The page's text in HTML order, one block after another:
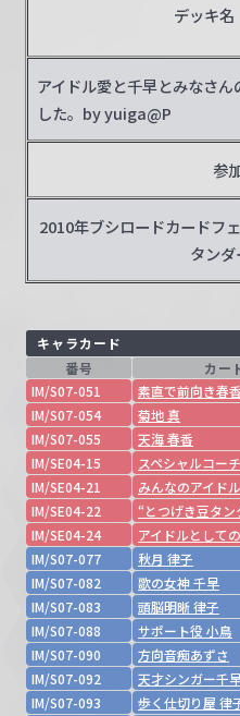
デッキ名
アイドル愛と千早とみなさ
した。by yuiga@P
参
2010年ブシロードカードフ
タン
キャラカード
番号
カー
IM/S07-051
素直で前向き春香
IM/S07-054
菊地 真
IM/S07-055
天海 春香
IM/SE04-15
スペシャルコー
IM/SE04-21
みんなのアイド
IM/SE04-22
“とつげき豆タン
IM/SE04-24
アイドルとして
IM/S07-077
秋月 律子
IM/S07-082
歌の女神 千早
IM/S07-083
頭脳明晰 律子
IM/S07-088
サポート役 小鳥
IM/S07-090
方向音痴あずさ
IM/S07-092
天才シンガー千
IM/S07-093
歩く仕切り屋 律